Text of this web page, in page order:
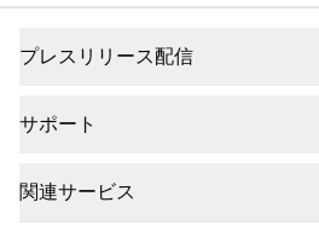
プレスリリース配信
サポート
関連サービス